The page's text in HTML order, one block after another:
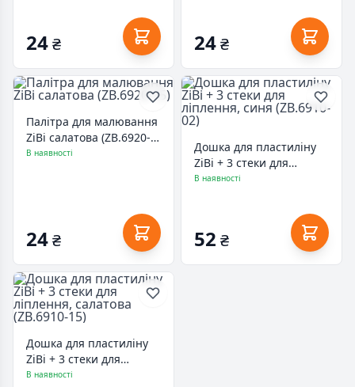
24₴ 24₴
Палітра для малювання
ZiBi салатова (ZB.6920-
15)
В наявності
24₴
Дошка для пластиліну
ZiBi + 3 стеки для
ліплення, синя (ZB.6910-
В наявності
52 ₴
Дошка для пластиліну
ZiBi + 3 стеки для
ліплення, салатова
В наявності